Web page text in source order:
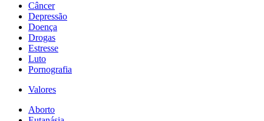
Câncer
Depressão
Doença
Drogas
Estresse
Luto
Pornografia
Valores
Aborto